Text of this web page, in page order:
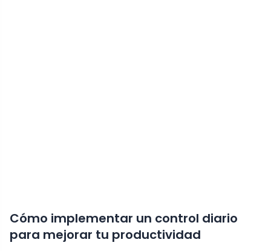
Cómo implementar un control diario
para mejorar tu productividad